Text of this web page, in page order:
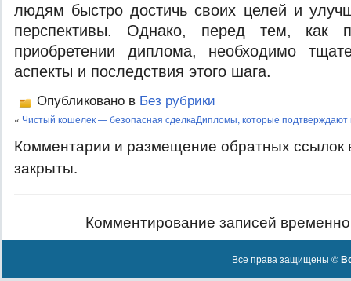
людям быстро достичь своих целей и
перспективы. Однако, перед тем, как
приобретении диплома, необходимо
аспекты и последствия этого шага.
Опубликовано в Без рубрики
« Чистый кошелек — безопасная сделкаДипломы, которые подтверждают
Комментарии и размещение обратных ссылок
закрыты.
Комментирование записей
Все права защищены ©